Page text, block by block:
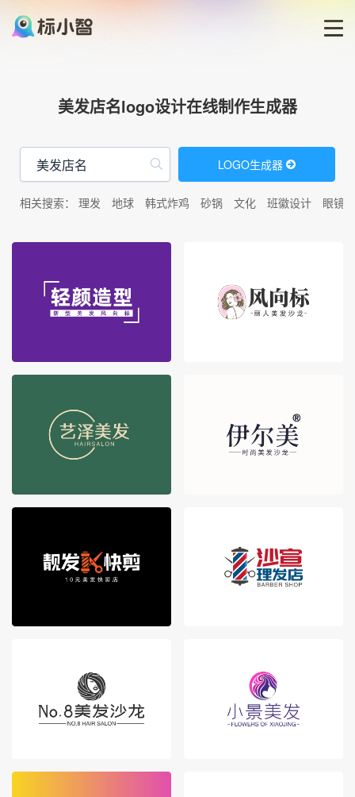
LOGO模板
美发店名logo设计在线制作生成器
LOGO生成器
相关搜索： 理发 地球 韩式炸鸡 砂锅 文化 班徽设计 眼镜店